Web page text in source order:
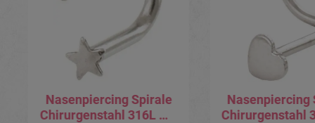
Nasenpiercing Spirale
Chirurgenstahl 316L mit
Nasenpiercing
Chirurgenstahl